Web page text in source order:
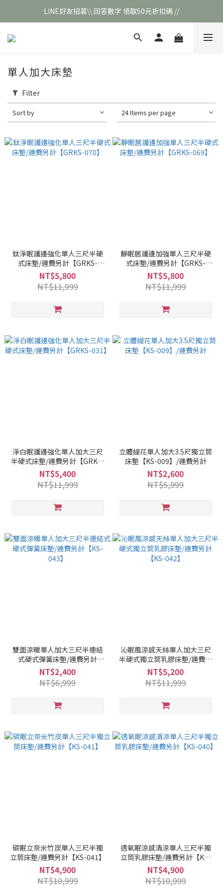
\\新會員註冊// 贈100元購物金❣️
LINE好友招募\\ 回答數字 領取50元折扣碼 //
\\新會員註冊// 贈100元購物金❣️
單人加大床墊
Filter
Sort by 24 Items per page
鈦淨眠護邊強化單人三尺半硬
式床墊/運費另計【GRKS-
070】
NT$5,800
NT$11,999
靜眠居護邊加強單人三尺半硬
式床墊/運費另計【GRKS-
069】
NT$5,800
NT$11,999
淨白眠護邊強化單人加大三尺
半硬式床墊/運費另計【GRKS-
031】
NT$5,400
NT$11,999
立體緹花單人加大3.5尺獨立筒
床墊【KS-009】/運費另計
NT$2,600
NT$5,999
雙面涼暖單人加大三尺半連結
式硬式彈簧床墊/運費另計
【KS-043】
NT$2,400
NT$6,999
沁眠風涼感天絲單人加大三尺
半硬式獨立筒乳膠床墊/運費另
計【KS-042】
NT$5,200
NT$11,999
碳眠立奈米竹炭單人三尺半獨
立筒床墊/運費另計【KS-041】
NT$4,900
NT$10,999
透氧眠涼感清涼單人三尺半獨
立筒乳膠床墊/運費另計【KS-
040】
NT$4,900
NT$10,999